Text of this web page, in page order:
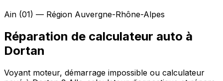
Ain (01) — Région Auvergne-Rhône-Alpes
Réparation de calculateur auto à
Dortan
Voyant moteur, démarrage impossible ou calculateur